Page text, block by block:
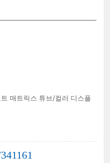
록색 / 황색 / 황색 / 파랑
/ 회색
/ 녹색 / 파랑 / 노랑
극
매트릭스 튜브/컬러 디스플